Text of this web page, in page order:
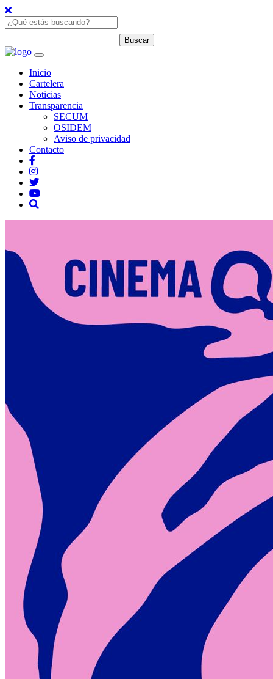
Inicio
Cartelera
Noticias
Transparencia
SECUM
OSIDEM
Aviso de privacidad
Contacto